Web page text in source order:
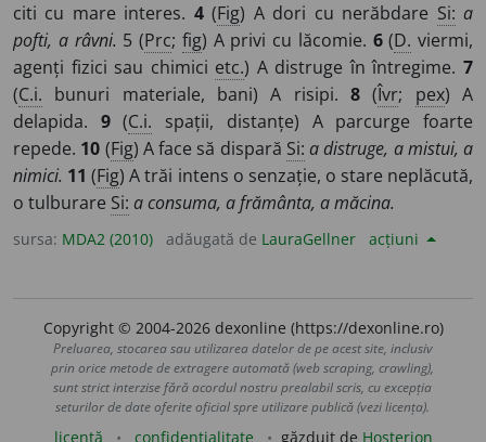
citi cu mare interes. 4(Fig) A dori cu nerăbdare Si: a
pofti, a râvni. 5 (Prc; fig) A privi cu lăcomie. 6(D. viermi,
agenți fizici sau chimici etc.) A distruge în întregime.7
(C.i. bunuri materiale, bani) A risipi. 8 (Îvr; pex) A
delapida. 9(C.i. spații, distanțe) A parcurge foarte
repede. 10 (Fig) A face să dispară Si: a distruge, a mistui, a
nimici. 11 (Fig) A trăi intens o senzație, o stare neplăcută,
o tulburare Si: a consuma, a frământa, a măcina.
sursa: MDA2 (2010) adăugată de LauraGellner acțiuni
Copyright © 2004-2026 dexonline (https://dexonline.ro)
Preluarea, stocarea sau utilizarea datelor de pe acest site, inclusiv
prin orice metode de extragere automată (web scraping, crawling),
sunt strict interzise fără acordul nostru prealabil scris, cu excepția
seturilor de date oferite oficial spre utilizare publică (vezi licența).
licență confidențialitate găzduit de Hosterion